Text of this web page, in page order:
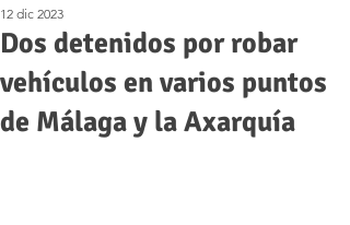
Dos detenidos por robar
vehículos en varios puntos
de Málaga y la Axarquía
12 dic 2023